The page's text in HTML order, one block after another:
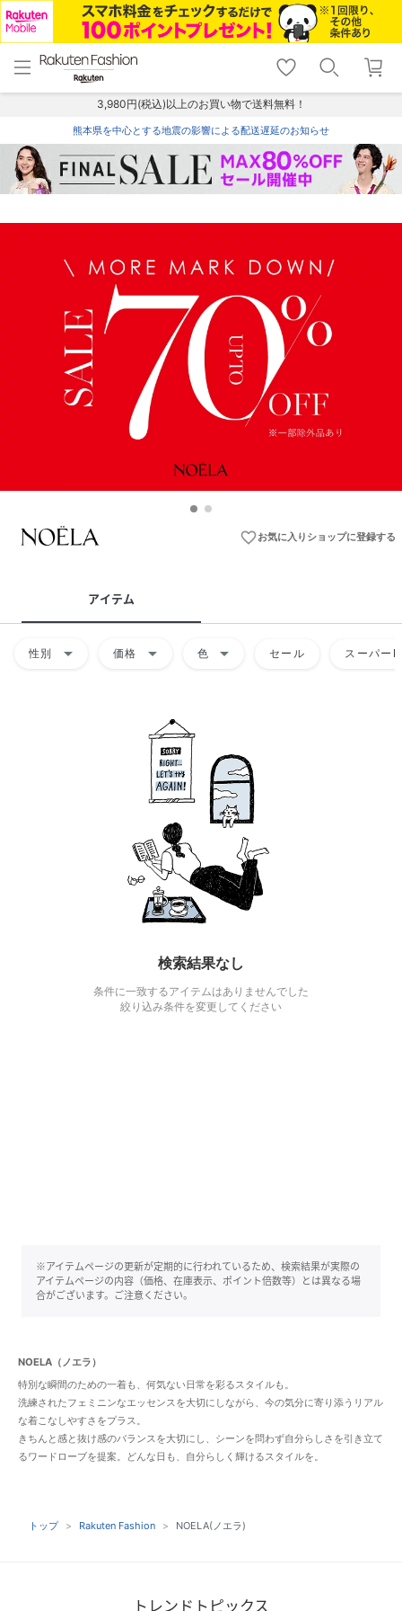
menu home
トップ
shopping_cart lock_outline
ログイン
3,980円(税込)以上のお買い物で送料無料！
熊本県を中心とする地震の影響による配送遅延のお知らせ
favorite_borderお気に入りショップに登録する
アイテム
性別 arrow_drop_down 価格 arrow_drop_down 色 arrow_drop_down セール スーパー
検索結果なし
条件に一致するアイテムはありませんでした
絞り込み条件を変更してください
※アイテムページの更新が定期的に行われているため、検索結果が実際の
アイテムページの内容（価格、在庫表示、ポイント倍数等）とは異なる場
合がございます。ご注意ください。
NOELA（ノエラ）
特別な瞬間のための一着も、何気ない日常を彩るスタイルも。
洗練されたフェミニンなエッセンスを大切にしながら、今の気分に寄り添うリアル
な着こなしやすさをプラス。
きちんと感と抜け感のバランスを大切にし、シーンを問わず自分らしさを引き立て
るワードローブを提案。どんな日も、自分らしく輝けるスタイルを。
トップ Rakuten Fashion NOELA(ノエラ)
トレンドトピックス